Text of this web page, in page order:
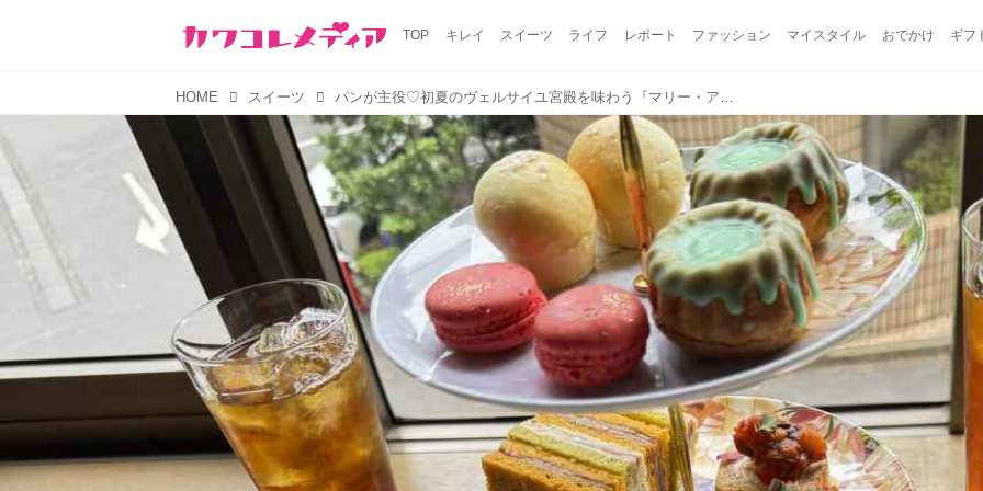
TOP キレイ スイーツ ライフ レポート ファッション マイスタイル おでかけ ギフ
HOME スイーツ パンが主役♡初夏のヴェルサイユ宮殿を味わう『マリー・アントワネット プティ・ブーランジェリー』ヒルトン東京